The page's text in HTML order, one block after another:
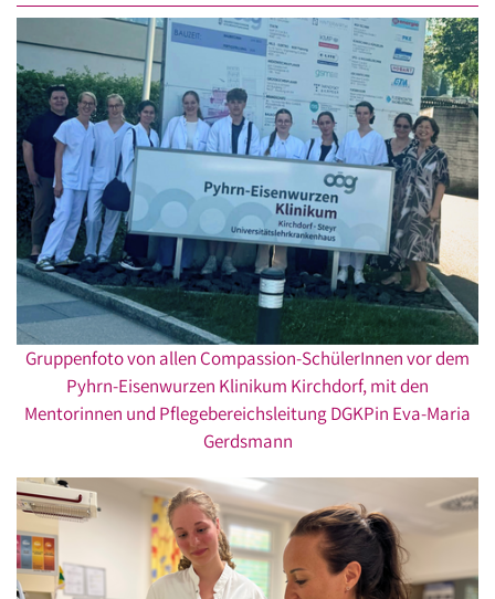
Gruppenfoto von allen Compassion-SchülerInnen vor dem
Pyhrn-Eisenwurzen Klinikum Kirchdorf, mit den
Mentorinnen und Pflegebereichsleitung DGKPin Eva-Maria
Gerdsmann